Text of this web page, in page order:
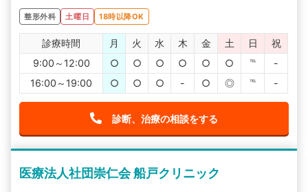
整形外科 土曜日 18時以降OK
診療時間 月 火 水 木 金 土 日
祝
9:00～12:00
○ ○ ○ ○ ○ ○ ℡
-
16:00～19:00
○ ○ ○ - ○ ◎ ℡ -
診断、治療の相談をする
医療法人社団崇仁会 船戸クリニック